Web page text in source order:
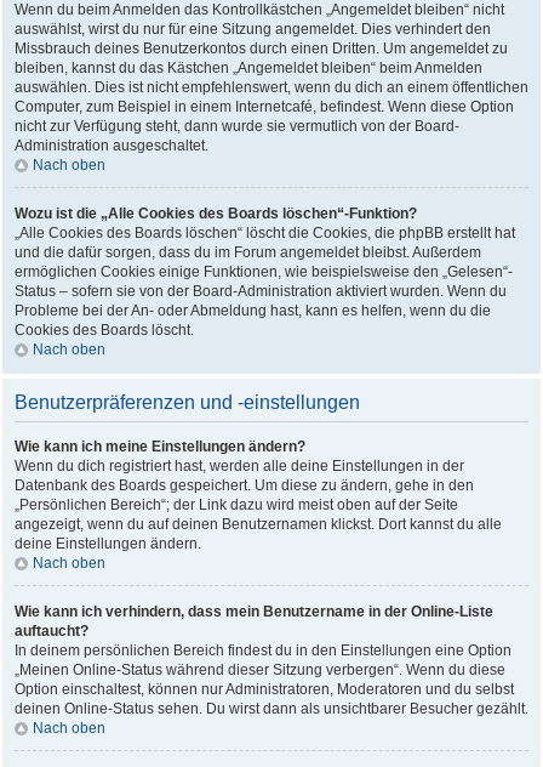
Wenn du beim Anmelden das Kontrollkästchen „Angemeldet bleiben“ nicht
auswählst, wirst du nur für eine Sitzung angemeldet. Dies verhindert den
Missbrauch deines Benutzerkontos durch einen Dritten. Um angemeldet zu
bleiben, kannst du das Kästchen „Angemeldet bleiben“ beim Anmelden
auswählen. Dies ist nicht empfehlenswert, wenn du dich an einem öffentlichen
Computer, zum Beispiel in einem Internetcafé, befindest. Wenn diese Option
nicht zur Verfügung steht, dann wurde sie vermutlich von der Board-
Administration ausgeschaltet.
Nach oben
Wozu ist die „Alle Cookies des Boards löschen“-Funktion?
„Alle Cookies des Boards löschen“ löscht die Cookies, die phpBB erstellt hat
und die dafür sorgen, dass du im Forum angemeldet bleibst. Außerdem
ermöglichen Cookies einige Funktionen, wie beispielsweise den „Gelesen“-
Status – sofern sie von der Board-Administration aktiviert wurden. Wenn du
Probleme bei der An- oder Abmeldung hast, kann es helfen, wenn du die
Cookies des Boards löscht.
Nach oben
Benutzerpräferenzen und -einstellungen
Wie kann ich meine Einstellungen ändern?
Wenn du dich registriert hast, werden alle deine Einstellungen in der
Datenbank des Boards gespeichert. Um diese zu ändern, gehe in den
„Persönlichen Bereich“; der Link dazu wird meist oben auf der Seite
angezeigt, wenn du auf deinen Benutzernamen klickst. Dort kannst du alle
deine Einstellungen ändern.
Nach oben
Wie kann ich verhindern, dass mein Benutzername in der Online-Liste
auftaucht?
In deinem persönlichen Bereich findest du in den Einstellungen eine Option
„Meinen Online-Status während dieser Sitzung verbergen“. Wenn du diese
Option einschaltest, können nur Administratoren, Moderatoren und du selbst
deinen Online-Status sehen. Du wirst dann als unsichtbarer Besucher gezählt.
Nach oben